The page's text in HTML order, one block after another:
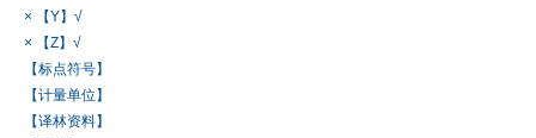
× 【Y】√
× 【Z】√
【标点符号】
【计量单位】
【译林资料】